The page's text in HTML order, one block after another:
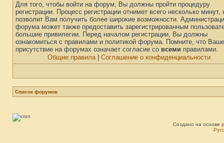
Для того, чтобы войти на форум, Вы должны пройти процедуру
регистрации. Процесс регистрации отнимет всего несколько минут,
позволит Вам получить более широкие возможности.
форума может также предоставить зарегистрированным
большие привилегии. Перед началом регистрации, Вы должны
ознакомиться с правилами и политикой форума. Помните, что Ваше
присутствие на форумах означает согласие со всеми правилами.
Общие правила| Соглашение о конфиденциальности
Список форумов
Создано на основе